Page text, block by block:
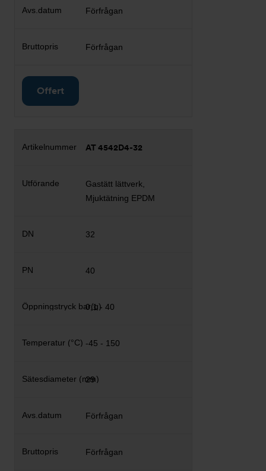
Förfrågan
Förfrågan
Offert
AT 4542D4-32
Gastätt lättverk,
Mjuktätning EPDM
32
40
0,1 - 40
-45 - 150
29
Förfrågan
Förfrågan